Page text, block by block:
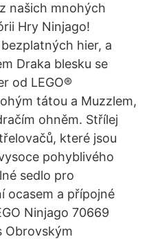
našich mnohých
Hry Ninjago!
hier, a
Draka blesku se
od LEGO®
tátou a Muzzlem,
ohněm. Střílej
které jsou
pohyblivého
sedlo pro
ocasem a přípojné
Ninjago 70669
Obrovským